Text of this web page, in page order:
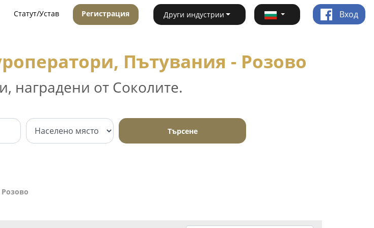
Статут/Устав Регистрация Други индустрии Вход
Пътувания - Розово
наградени от Соколите.
Търсене